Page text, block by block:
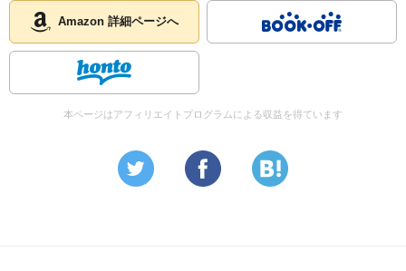
Amazon 詳細ページへ
本ページはアフィリエイトプログラムによる収益を得ています